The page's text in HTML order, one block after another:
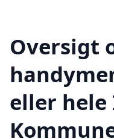
Oversigt
eller hele